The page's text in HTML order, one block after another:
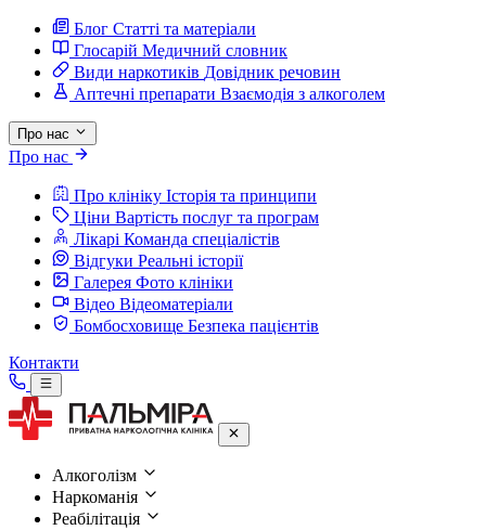
Блог Статті та матеріали
Глосарій Медичний словник
Види наркотиків Довідник речовин
Аптечні препарати Взаємодія з алкоголем
Про нас
Про нас
Про клініку Історія та принципи
Ціни Вартість послуг та програм
Лікарі Команда спеціалістів
Відгуки Реальні історії
Галерея Фото клініки
Відео Відеоматеріали
Бомбосховище Безпека пацієнтів
Контакти
Алкоголізм
Наркоманія
Реабілітація